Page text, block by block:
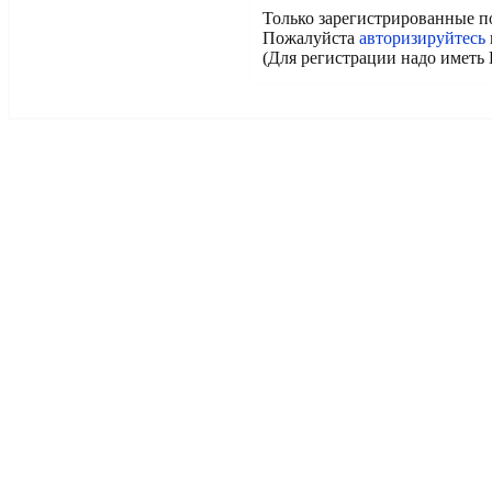
Только зарегистрированные
Пожалуйста авторизируйтесь
(Для регистрации надо